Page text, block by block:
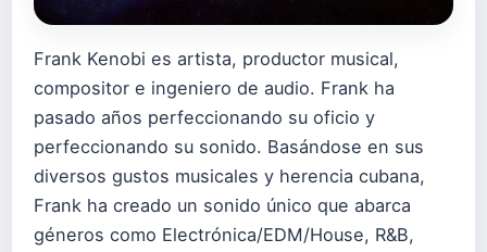
Frank Kenobi es artista, productor musical,
compositor e ingeniero de audio. Frank ha
pasado años perfeccionando su oficio y
perfeccionando su sonido. Basándose en sus
diversos gustos musicales y herencia cubana,
Frank ha creado un sonido único que abarca
géneros como Electrónica/EDM/House, R&B,